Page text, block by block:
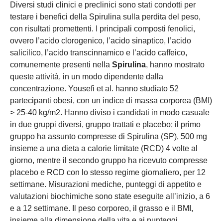
Diversi studi clinici e preclinici sono stati condotti per
testare i benefici della Spirulina sulla perdita del peso,
con risultati promettenti. I principali composti fenolici,
ovvero l’acido clorogenico, l’acido sinaptico, l’acido
salicilico, l’acido transcinnamico e l’acido caffeico,
comunemente presenti nella Spirulina, hanno mostrato
queste attività, in un modo dipendente dalla
concentrazione. Yousefi et al. hanno studiato 52
partecipanti obesi, con un indice di massa corporea (BMI)
> 25-40 kg/m2. Hanno diviso i candidati in modo casuale
in due gruppi diversi, gruppo trattati e placebo; il primo
gruppo ha assunto compresse di Spirulina (SP), 500 mg
insieme a una dieta a calorie limitate (RCD) 4 volte al
giorno, mentre il secondo gruppo ha ricevuto compresse
placebo e RCD con lo stesso regime giornaliero, per 12
settimane. Misurazioni mediche, punteggi di appetito e
valutazioni biochimiche sono state eseguite all’inizio, a 6
e a 12 settimane. Il peso corporeo, il grasso e il BMI,